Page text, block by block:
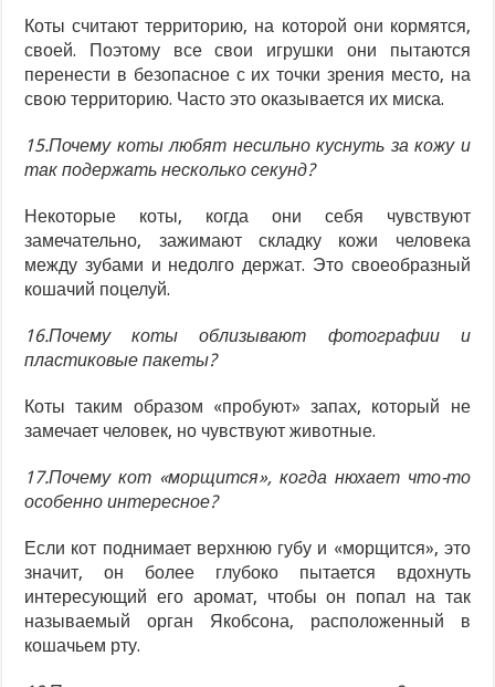
Коты считают территорию, на которой они кормятся,
своей. Поэтому все свои игрушки они пытаются
перенести в безопасное с их точки зрения место, на
свою территорию. Часто это оказывается их миска.
15.Почему коты любят несильно куснуть за кожу и
так подержать несколько секунд?
Некоторые коты, когда они себя чувствуют
замечательно, зажимают складку кожи человека
между зубами и недолго держат. Это своеобразный
кошачий поцелуй.
16.Почему коты облизывают фотографии и
пластиковые пакеты?
Коты таким образом «пробуют» запах, который не
замечает человек, но чувствуют животные.
17.Почему кот «морщится», когда нюхает что-то
особенно интересное?
Если кот поднимает верхнюю губу и «морщится», это
значит, он более глубоко пытается вдохнуть
интересующий его аромат, чтобы он попал на так
называемый орган Якобсона, расположенный в
кошачьем рту.